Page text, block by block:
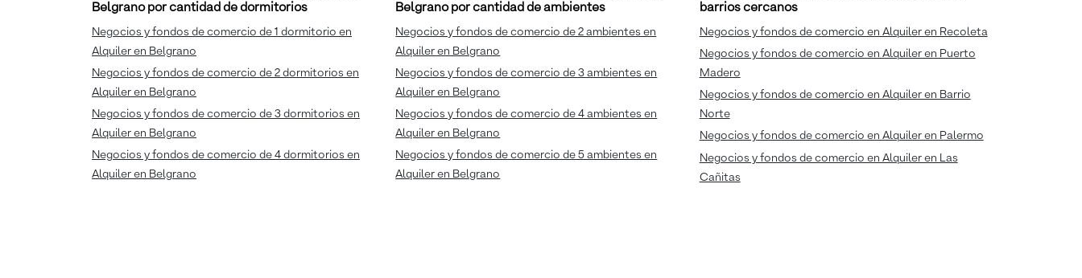
Belgrano por cantidad de dormitorios
Negocios y fondos de comercio de 1 dormitorio en
Alquiler en Belgrano
Negocios y fondos de comercio de 2 dormitorios en
Alquiler en Belgrano
Negocios y fondos de comercio de 3 dormitorios en
Alquiler en Belgrano
Negocios y fondos de comercio de 4 dormitorios en
Alquiler en Belgrano
Belgrano por cantidad de ambientes
Negocios y fondos de comercio de 2 ambientes en
Alquiler en Belgrano
Negocios y fondos de comercio de 3 ambientes en
Alquiler en Belgrano
Negocios y fondos de comercio de 4 ambientes en
Alquiler en Belgrano
Negocios y fondos de comercio de 5 ambientes en
Alquiler en Belgrano
barrios cercanos
Negocios y fondos de comercio en Alquiler en Recoleta
Negocios y fondos de comercio en Alquiler en Puerto
Madero
Negocios y fondos de comercio en Alquiler en Barrio
Norte
Negocios y fondos de comercio en Alquiler en Palermo
Negocios y fondos de comercio en Alquiler en Las
Cañitas